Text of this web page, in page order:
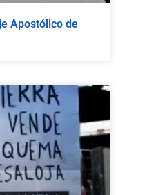
Apostólico de